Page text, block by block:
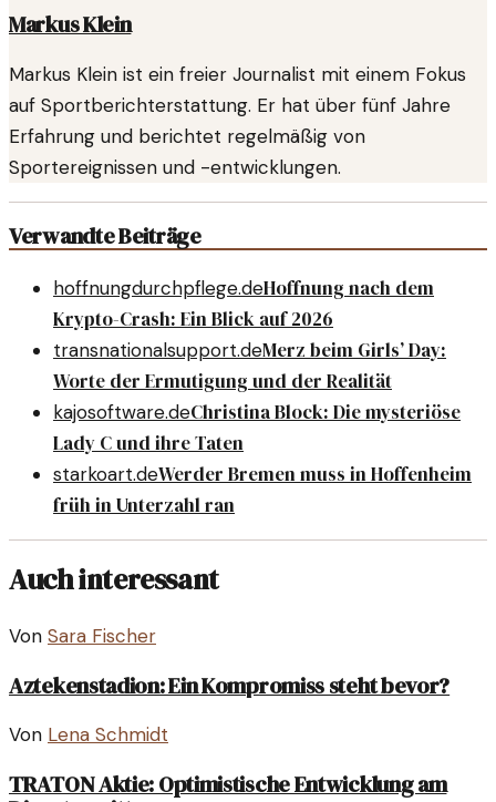
Markus Klein
Markus Klein ist ein freier Journalist mit einem Fokus
auf Sportberichterstattung. Er hat über fünf Jahre
Erfahrung und berichtet regelmäßig von
Sportereignissen und -entwicklungen.
Verwandte Beiträge
hoffnungdurchpflege.deHoffnung nach dem
Krypto-Crash: Ein Blick auf 2026
transnationalsupport.deMerz beim Girls’ Day:
Worte der Ermutigung und der Realität
kajosoftware.deChristina Block: Die mysteriöse
Lady C und ihre Taten
starkoart.deWerder Bremen muss in Hoffenheim
früh in Unterzahl ran
Auch interessant
Von Sara Fischer
Aztekenstadion: Ein Kompromiss steht bevor?
Von Lena Schmidt
TRATON Aktie: Optimistische Entwicklung am